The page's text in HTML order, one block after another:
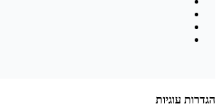
הגדרות עוגיות